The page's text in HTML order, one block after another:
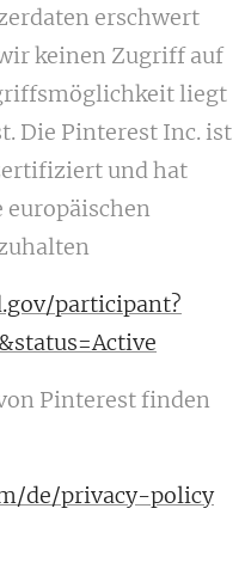
erschwert
keinen Zugriff auf
liegt
Die Pinterest Inc. ist
und hat
participant?
Pinterest finden
de/privacy-policy